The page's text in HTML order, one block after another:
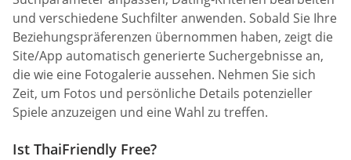
und verschiedene Suchfilter anwenden. Sobald Sie Ihre
Beziehungspräferenzen übernommen haben, zeigt die
Site/App automatisch generierte Suchergebnisse an,
die wie eine Fotogalerie aussehen. Nehmen Sie sich
Zeit, um Fotos und persönliche Details potenzieller
Spiele anzuzeigen und eine Wahl zu treffen.
Ist ThaiFriendly Free?